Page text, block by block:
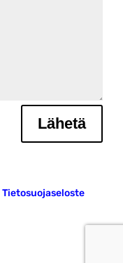
Lähetä
Tietosuojaseloste